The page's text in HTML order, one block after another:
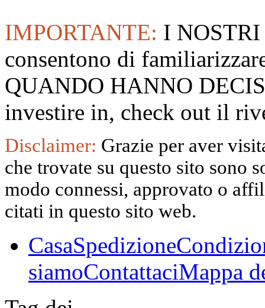
IMPORTANTE: I
consentono di
QUANDO HANNO
investire in, check out il
Disclaimer: Grazie per aver
che trovate su questo sito sono
modo connessi, approvato o
citati in questo sito web.
CasaSpedizione
siamoContattaciMappa